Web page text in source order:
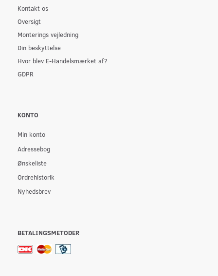
Kontakt os
Oversigt
Monterings vejledning
Din beskyttelse
Hvor blev E-Handelsmærket af?
GDPR
KONTO
Min konto
Adressebog
Ønskeliste
Ordrehistorik
Nyhedsbrev
BETALINGSMETODER